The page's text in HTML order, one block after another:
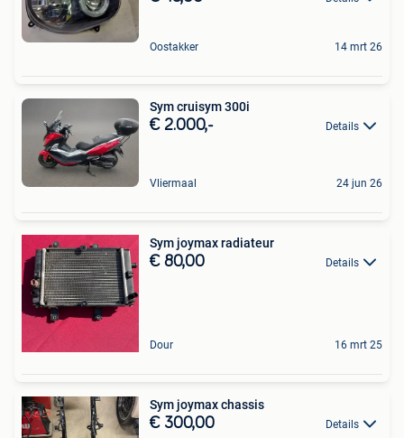
Oostakker 14 mrt 26
Sym cruisym 300i
€ 2.000,- Details
Vliermaal 24 jun 26
Sym joymax radiateur
€ 80,00 Details
Dour 16 mrt 25
Sym joymax chassis
€ 300,00 Details